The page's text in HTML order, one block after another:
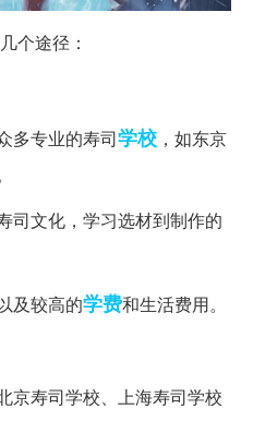
个途径：
多专业的寿司学校 ，如东京
司文化，学习选材到制作的
及较高的学费和生活费用。
京寿司学校、上海寿司学校